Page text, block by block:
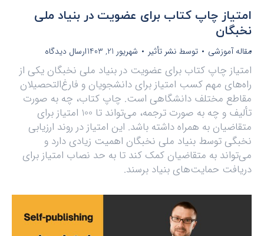
امتیاز چاپ کتاب برای عضویت در بنیاد ملی
نخبگان
مقاله آموزشی توسط نشر تأثیر شهریور 21, 1403 ارسال دیدگاه
امتیاز چاپ کتاب برای عضویت در بنیاد ملی نخبگان یکی از
راه‌های مهم کسب امتیاز برای دانشجویان و فارغ‌التحصیلان
مقاطع مختلف دانشگاهی است. چاپ کتاب، چه به صورت
تألیف و چه به صورت ترجمه، می‌تواند تا 100 امتیاز برای
متقاضیان به همراه داشته باشد. این امتیاز در روند ارزیابی
نخبگی توسط بنیاد ملی نخبگان اهمیت زیادی دارد و
می‌تواند به متقاضیان کمک کند تا به حد نصاب امتیاز برای
دریافت حمایت‌های بنیاد برسند.